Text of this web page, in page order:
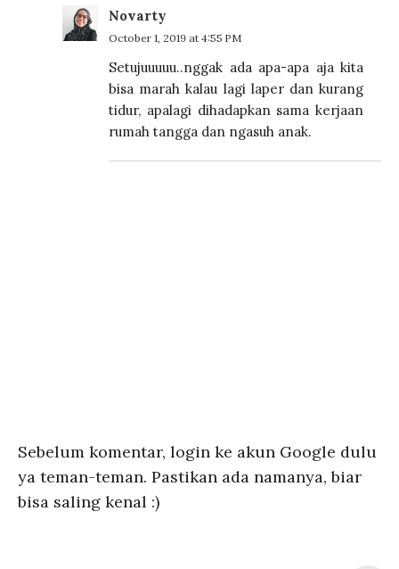
Novarty
October 1, 2019 at 4:55 PM
Setujuuuuu..nggak ada apa-apa aja kita
bisa marah kalau lagi laper dan kurang
tidur, apalagi dihadapkan sama kerjaan
rumah tangga dan ngasuh anak.
Sebelum komentar, login ke akun Google dulu
ya teman-teman. Pastikan ada namanya, biar
bisa saling kenal :)